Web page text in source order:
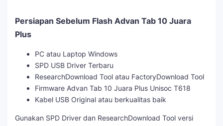
Persiapan Sebelum Flash Advan Tab 10 Juara
Plus
PC atau Laptop Windows
SPD USB Driver Terbaru
ResearchDownload Tool atau FactoryDownload Tool
Firmware Advan Tab 10 Juara Plus Unisoc T618
Kabel USB Original atau berkualitas baik
Gunakan SPD Driver dan ResearchDownload Tool versi